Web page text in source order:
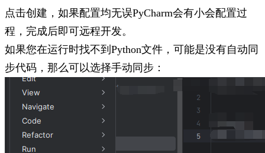
点击创建，如果配置均无误PyCharm会有小会配置过
程，完成后即可远程开发。
如果您在运行时找不到Python文件，可能是没有自动同
步代码，那么可以选择手动同步：